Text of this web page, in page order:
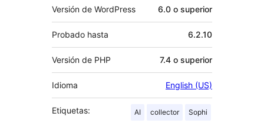
Versión de WordPress 6.0 o superior
Probado hasta 6.2.10
Versión de PHP 7.4 o superior
Idioma English (US)
Etiquetas: AI collector Sophi